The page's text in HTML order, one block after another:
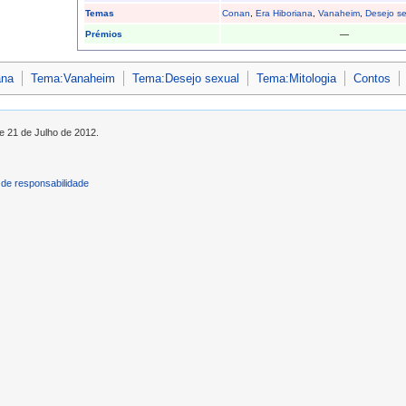
Temas Conan Era Hiboriana Vanaheim, Desejo
Prémios —
Tema:Vanaheim Tema:Desejo sexual Tema:Mitologia Contos
21 de Julho de 2012.
responsabilidade